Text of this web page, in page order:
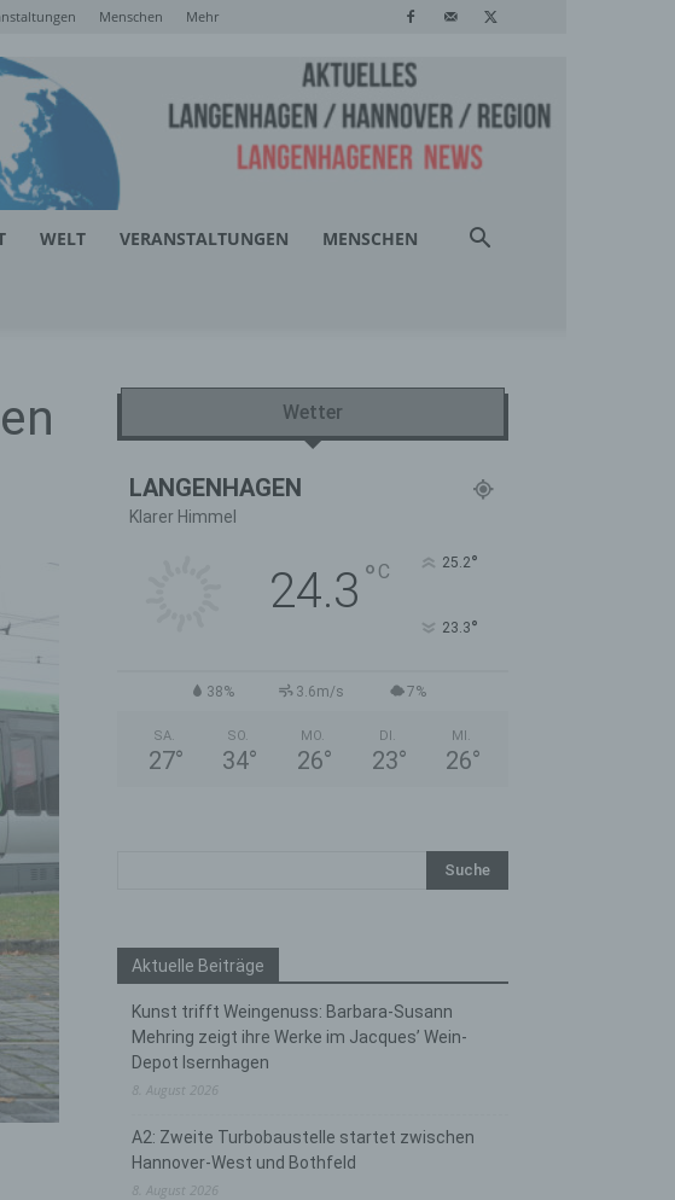
Menschen Mehr
WELT VERANSTALTUNGEN MENSCHEN
Wetter
LANGENHAGEN
Klarer Himmel
24.3 ° C 25.2°
23.3°
38% 3.6m/s 7%
SA.
27°
SO.
34°
MO.
26°
DI.
23°
MI.
26°
Aktuelle Beiträge
Kunst trifft Weingenuss: Barbara-Susann
Mehring zeigt ihre Werke im Jacques’ Wein-
Depot Isernhagen
8. August 2026
A2: Zweite Turbobaustelle startet zwischen
Hannover-West und Bothfeld
8. August 2026